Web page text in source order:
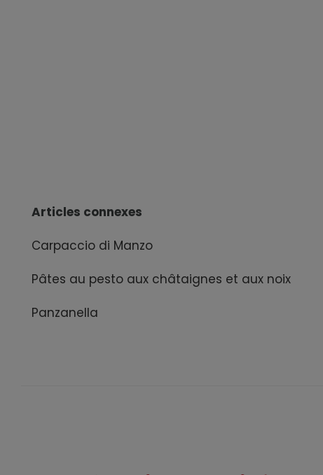
Articles connexes
Carpaccio di Manzo
Pâtes au pesto aux châtaignes et aux noix
Panzanella